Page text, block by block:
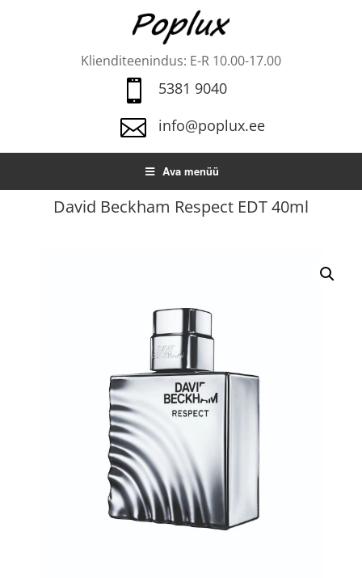
Klienditeenindus: E-R 10.00-17.00
 5381 9040
 info@poplux.ee
Ava menüü
David Beckham Respect EDT 40ml